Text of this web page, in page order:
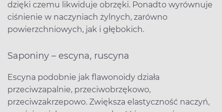
dzięki czemu likwiduje obrzęki. Ponadto wyrównuje
ciśnienie w naczyniach żylnych, zarówno
powierzchniowych, jak i głębokich.
Saponiny – escyna, ruscyna
Escyna podobnie jak flawonoidy działa
przeciwzapalnie, przeciwobrzękowo,
przeciwzakrzepowo. Zwiększa elastyczność naczyń,